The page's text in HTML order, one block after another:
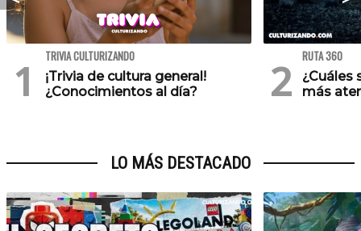
TRIVIA CULTURIZANDO
¡Trivia de cultura general!
¿Conocimientos al día?
RUTA 360
¿Cuáles
más
LO MÁS DESTACADO